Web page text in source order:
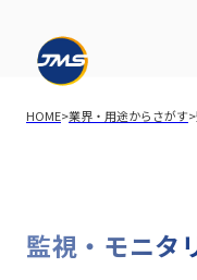
HOME>業界・用途からさがす>
監視・モニタ